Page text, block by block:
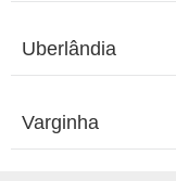
Uberlândia
Varginha